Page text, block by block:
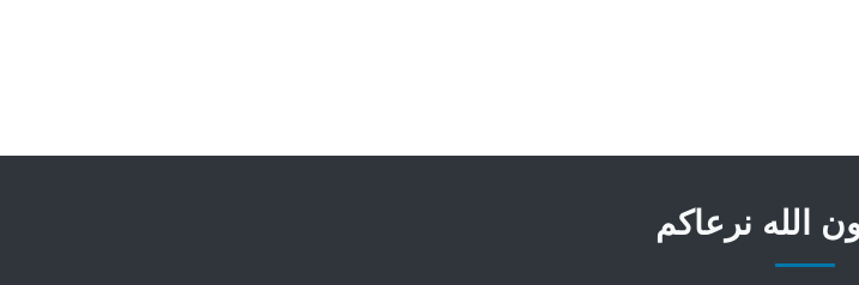
الله نرعاكم